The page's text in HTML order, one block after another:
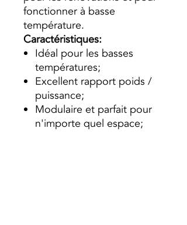
fonctionner à basse
température.
Caractéristiques:
Idéal pour les basses
températures;
Excellent rapport poids /
puissance;
Modulaire et parfait pour
n'importe quel espace;